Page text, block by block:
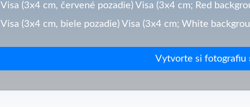
Visa (3x4 cm, červené pozadie) Visa (3x4 cm; Red
Visa (3x4 cm, biele pozadie) Visa (3x4 cm; White